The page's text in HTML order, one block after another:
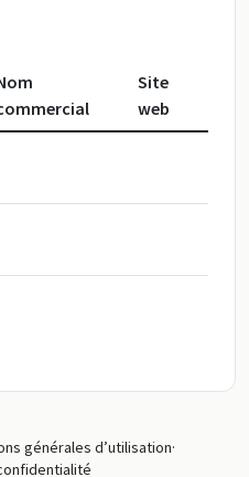
Site
web
générales d’utilisation·